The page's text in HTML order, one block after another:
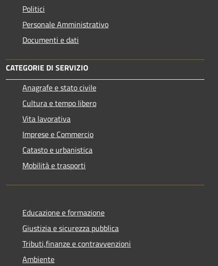
Politici
Personale Amministrativo
Documenti e dati
CATEGORIE DI SERVIZIO
Anagrafe e stato civile
Cultura e tempo libero
Vita lavorativa
Imprese e Commercio
Catasto e urbanistica
Mobilità e trasporti
Educazione e formazione
Giustizia e sicurezza pubblica
Tributi,finanze e contravvenzioni
Ambiente